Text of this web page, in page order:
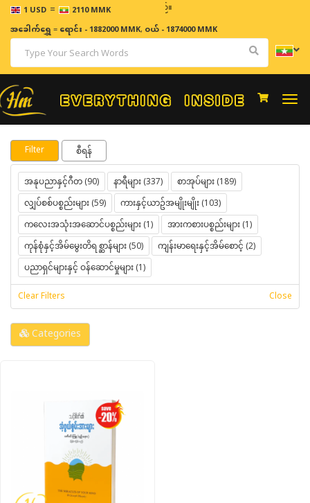
1 USD = 2110 MMK
အခေါက်ရွှေ=ရောင်း - 1882000 MMK, ဝယ် - 1874000 MMK
Filter စီရန်
အနုပညာနှင့်ဂီတ (90) နာရီများ (337)
စာအုပ်များ (189)
လျှပ်စစ်ပစ္စည်းများ (59)
ကားနှင့်ယာဥ်အမျိုးမျိုး (103)
ကလေးအသုံးအဆောင်ပစ္စည်းများ (1)
အားကစားပစ္စည်းများ (1)
ကုန်စုံနှင့်အိမ်မွေးတိရစ္ဆာန်များ (50)
ကျန်းမာရေးနှင့်အိမ်စောင့် (2)
ပညာရှင်များနှင့် ဝန်ဆောင်မှုများ (1)
Clear Filters Close
Categories